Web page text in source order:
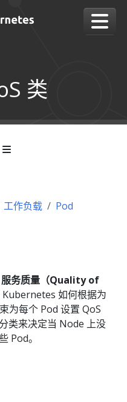
类
工作负载
Pod
服务质量（Quality of
Kubernetes 如何根据为
为每个 Pod 设置 QoS
类来决定当 Node 上没
Pod。